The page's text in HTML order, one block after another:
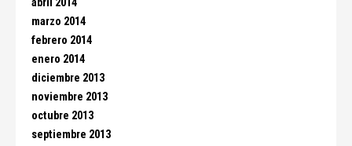
abril 2014
marzo 2014
febrero 2014
enero 2014
diciembre 2013
noviembre 2013
octubre 2013
septiembre 2013